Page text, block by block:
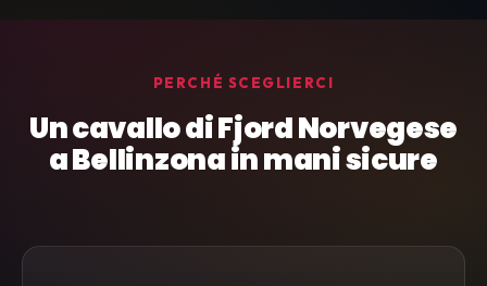
PERCHÉ SCEGLIERCI
Un cavallo di Fjord Norvegese
a Bellinzona in mani sicure